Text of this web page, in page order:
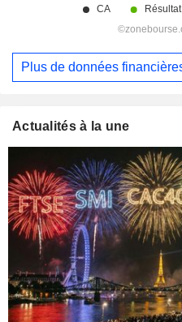
Plus de données
Actualités à la une